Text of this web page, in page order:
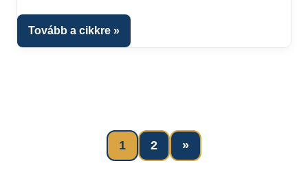
Tovább a cikkre
Bejegyzések
1 2
Next
Posts
»